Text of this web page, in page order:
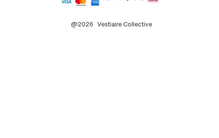
@2026 Vestiaire Collective